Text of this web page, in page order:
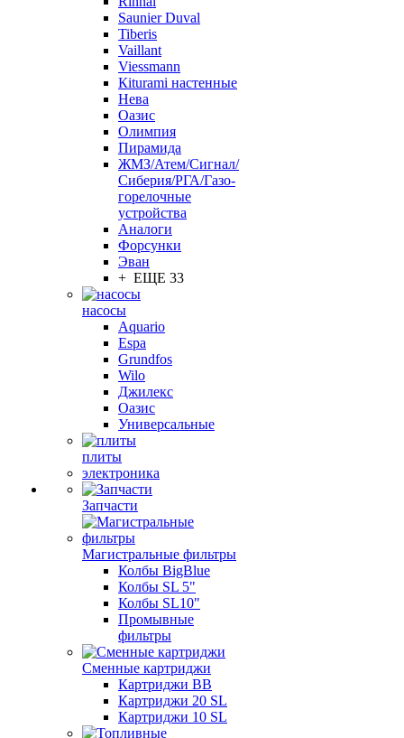
Saunier Duval
Tiberis
Vaillant
Viessmann
Кiturami настенные
Нева
Оазис
Олимпия
Пирамида
ЖМЗ/Атем/Сигнал/
Сиберия/РГА/Газо-
горелочные
устройства
Aналоги
Форсунки
Эван
+ ЕЩЕ 33
насосы
Aquario
Espa
Grundfos
Wilo
Джилекс
Оазис
Универсальные
плиты
электроника
Запчасти
Магистральные фильтры
Колбы BigBlue
Колбы SL 5"
Колбы SL10"
Промывные
фильтры
Сменные картриджи
Картриджи BB
Картриджи 20 SL
Картриджи 10 SL